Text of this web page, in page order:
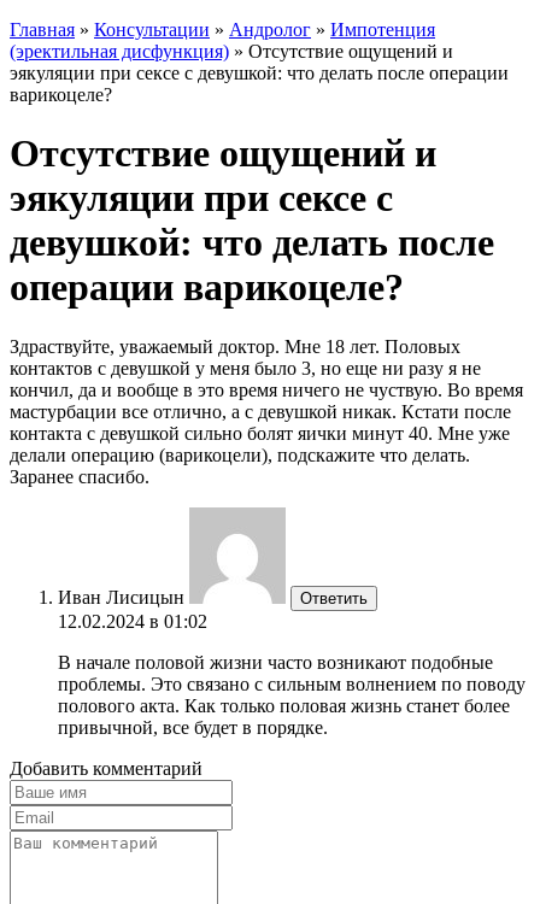
Главная » Консультации » Андролог » Импотенция
(эректильная дисфункция) » Отсутствие ощущений и
эякуляции при сексе с девушкой: что делать после операции
варикоцеле?
Отсутствие ощущений и
эякуляции при сексе с
девушкой: что делать после
операции варикоцеле?
Здраствуйте, уважаемый доктор. Мне 18 лет. Половых
контактов с девушкой у меня было 3, но еще ни разу я не
кончил, да и вообще в это время ничего не чуствую. Во время
мастурбации все отлично, а с девушкой никак. Кстати после
контакта с девушкой сильно болят яички минут 40. Мне уже
делали операцию (варикоцели), подскажите что делать.
Заранее спасибо.
Иван Лисицын Ответить
12.02.2024 в 01:02
В начале половой жизни часто возникают подобные
проблемы. Это связано с сильным волнением по поводу
полового акта. Как только половая жизнь станет более
привычной, все будет в порядке.
Добавить комментарий